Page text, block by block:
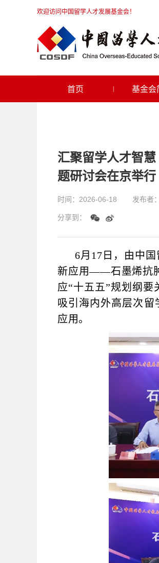
欢迎访问中国留学人才发展基金会！
首页 基金会
汇聚留学人才智
题研讨会在京举行
时间： 2026-06-18 发布者：
分享到：
6月17日，由中
新应用——石墨烯抗
应“十五五”规划纲
吸引海内外高层次
应用。